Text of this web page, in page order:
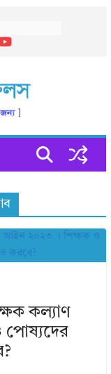
কল্যাণ
পোষ্যদের